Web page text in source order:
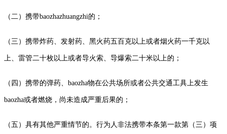
（二）携带baozhazhuangzhi的；
（三）携带炸药、发射药、黑火药五百克以上或者烟火药一千克以
上、雷管二十枚以上或者导火索、导爆索二十米以上的；
（四）携带的弹药、baozha物在公共场所或者公共交通工具上发生
baozha或者燃烧，尚未造成严重后果的；
（五）具有其他严重情节的。行为人非法携带本条第一款第（三）项